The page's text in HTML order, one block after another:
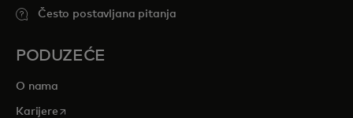
Često postavljana pitanja
PODUZEĆE
O nama
Karijereopens in a new tab